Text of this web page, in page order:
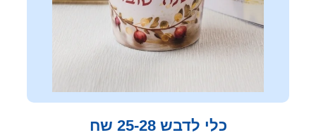
כלי לדבש 25-28 שח